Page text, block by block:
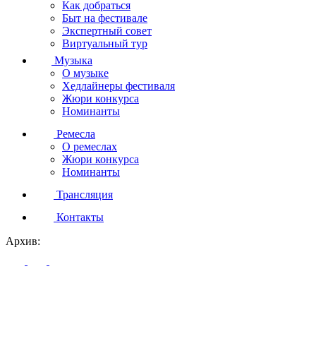
Как добраться
Быт на фестивале
Экспертный совет
Виртуальный тур
Музыка
О музыке
Хедлайнеры фестиваля
Жюри конкурса
Номинанты
Ремесла
О ремеслах
Жюри конкурса
Номинанты
Трансляция
Контакты
Архив: